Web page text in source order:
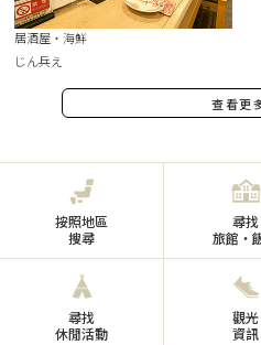
居酒屋・海鮮
じん兵え
查看更
按照地區
搜尋
尋找
旅館・
尋找
休閒活動
觀光
資訊